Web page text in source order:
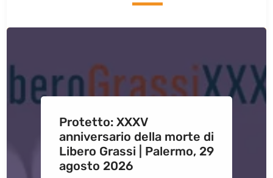
Protetto: XXXV
anniversario della morte di
Libero Grassi | Palermo, 29
agosto 2026